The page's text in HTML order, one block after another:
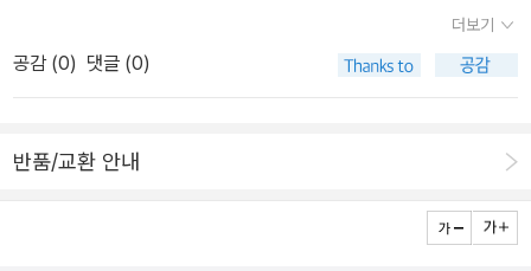
이답게 럭키에게 행운이 따르는것 같네요. 럭키의 이야기는 이번편에
서 끝나는것이 아니라 또 다음 시리즈가 있답니다. 기회가 되면 럭키
모를 쓸쓸함이 느껴진다고 할까요.]뉴베리 상을 받은 책이라 선택해
른들이 읽어도 재미있는 책인지라 종종 선택하게 되는것 같아요. 특
히 외서로 읽기에 어린이 도서라그런지 어렵지 않게 읽을수 있어 좋
더보기
공감 (0) 댓글 (0)
반품/교환 안내